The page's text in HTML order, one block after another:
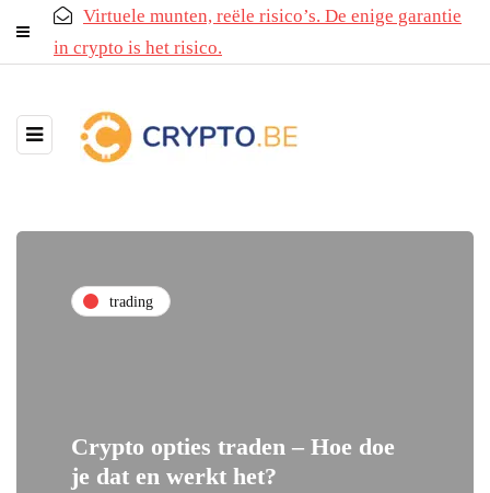
Virtuele munten, reële risico’s. De enige garantie
in crypto is het risico.
trading
Crypto opties traden – Hoe doe
je dat en werkt het?